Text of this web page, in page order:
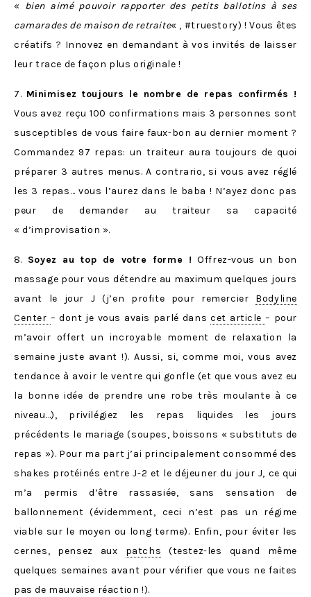
« bien aimé pouvoir rapporter des petits ballotins à ses
camarades de maison de retraite« , #truestory) ! Vous êtes
créatifs ? Innovez en demandant à vos invités de laisser
leur trace de façon plus originale !
7. Minimisez toujours le nombre de repas confirmés !
Vous avez reçu 100 confirmations mais 3 personnes sont
susceptibles de vous faire faux-bon au dernier moment ?
Commandez 97 repas: un traiteur aura toujours de quoi
préparer 3 autres menus. A contrario, si vous avez réglé
les 3 repas… vous l’aurez dans le baba ! N’ayez donc pas
peur de demander au traiteur sa capacité
« d’improvisation ».
8. Soyez au top de votre forme ! Offrez-vous un bon
massage pour vous détendre au maximum quelques jours
avant le jour J (j’en profite pour remercier Bodyline
Center – dont je vous avais parlé danscet article– pour
m’avoir offert un incroyable moment de relaxation la
semaine juste avant !). Aussi, si, comme moi, vous avez
tendance à avoir le ventre qui gonfle (et que vous avez eu
la bonne idée de prendre une robe très moulante à ce
niveau…), privilégiez les repas liquides les jours
précédents le mariage (soupes, boissons « substituts de
repas »). Pour ma part j’ai principalement consommé des
shakes protéinés entre J-2 et le déjeuner du jour J, ce qui
m’a permis d’être rassasiée, sans sensation de
ballonnement (évidemment, ceci n’est pas un régime
viable sur le moyen ou long terme). Enfin, pour éviter les
cernes, pensez aux patchs (testez-les quand même
quelques semaines avant pour vérifier que vous ne faites
pas de mauvaise réaction !).